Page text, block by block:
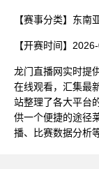
【赛事分类】 东南
【开赛时间】
龙门直播网实时提
在线观看，汇集最
站整理了各大平台
供一个便捷的途径
播、比赛数据分析